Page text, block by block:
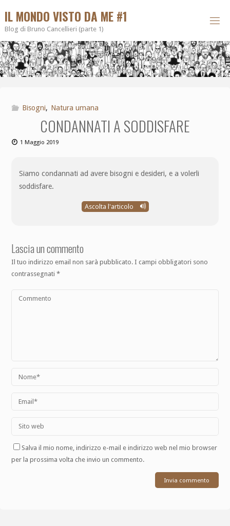
IL MONDO VISTO DA ME #1
Blog di Bruno Cancellieri (parte 1)
Bisogni, Natura umana
CONDANNATI A SODDISFARE
1 Maggio 2019
Siamo condannati ad avere bisogni e desideri, e a volerli
soddisfare.
Ascolta l'articolo
Lascia un commento
Il tuo indirizzo email non sarà pubblicato. I campi obbligatori sono
contrassegnati*
Salva il mio nome, indirizzo e-mail e indirizzo web nel mio browser
per la prossima volta che invio un commento.